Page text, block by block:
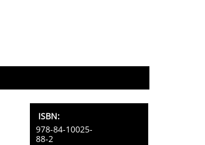
ISBN:
978-84-10025-
88-2